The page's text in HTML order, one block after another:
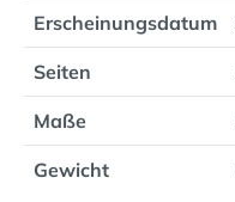
Erscheinungsdatum
Seiten
Maße
Gewicht